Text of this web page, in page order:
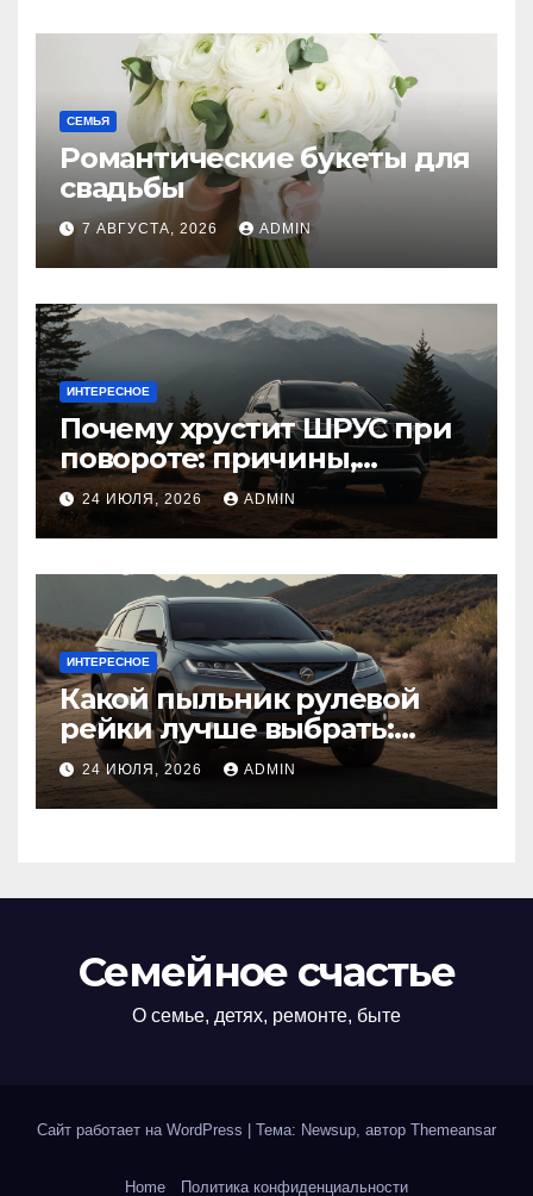
СЕМЬЯ
Романтические букеты для
свадьбы
7 АВГУСТА, 2026 ADMIN
ИНТЕРЕСНОЕ
Почему хрустит ШРУС при
повороте: причины,
диагностика
24 ИЮЛЯ, 2026 ADMIN
ИНТЕРЕСНОЕ
Какой пыльник рулевой
рейки лучше выбрать:
оригинальный или аналог,
резина или полиуретан
24 ИЮЛЯ, 2026 ADMIN
Семейное счастье
О семье, детях, ремонте, быте
Сайт работает на WordPress Тема: Newsup, автор Themeansar
Home Политика конфиденциальности